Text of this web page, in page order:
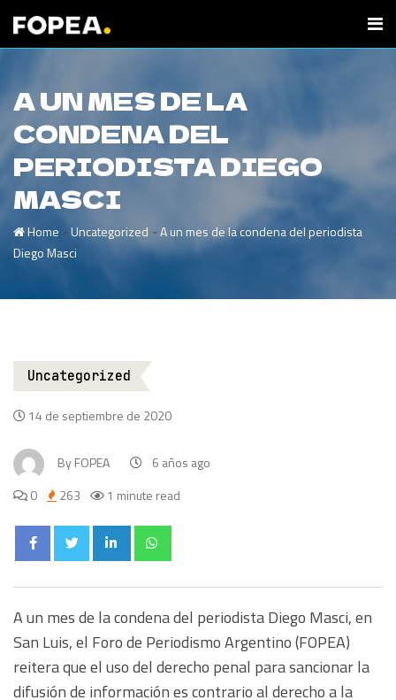
A UN MES DE LA
CONDENA DEL
PERIODISTA DIEGO
MASCI
Home -Uncategorized -A un mes de la condena del periodista
Diego Masci
Uncategorized
14 de septiembre de 2020
ByFOPEA
6 años ago
0
263 1 minute read
A un mes de la condena del periodista Diego Masci, en
San Luis, el Foro de Periodismo Argentino (FOPEA)
reitera que el uso del derecho penal para sancionar la
difusión de información es contrario al derecho a la